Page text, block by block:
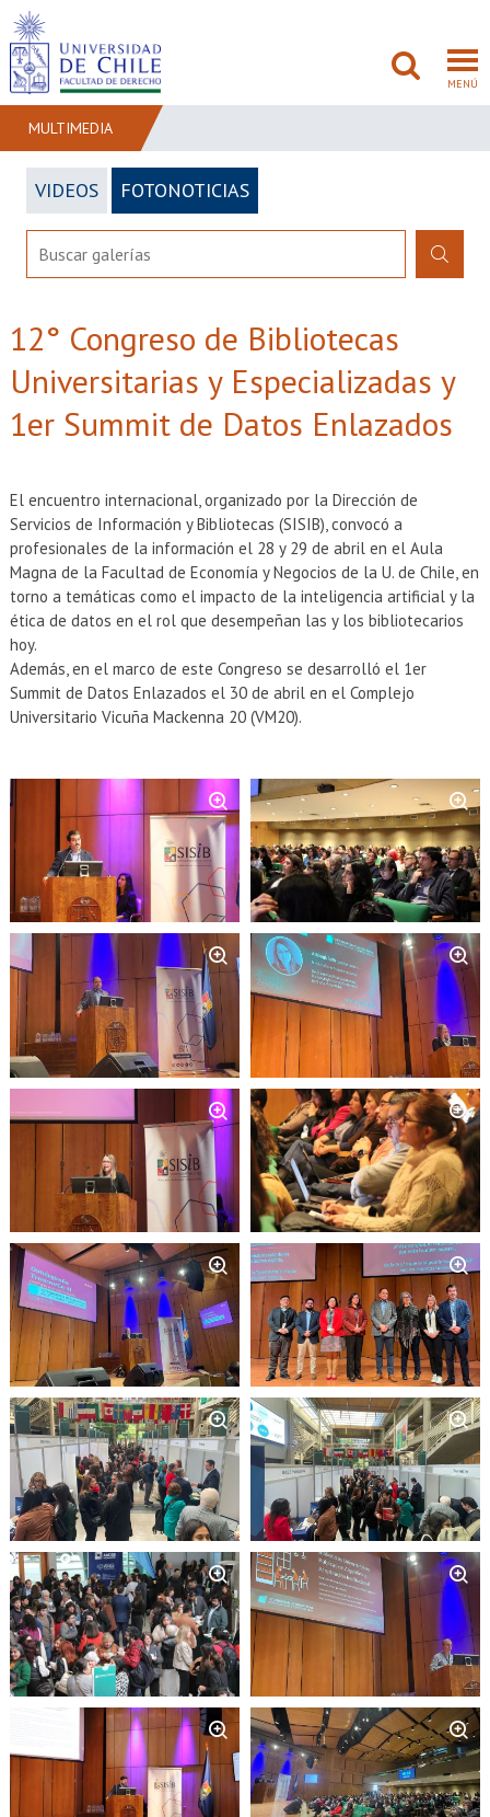
MENÚ
FACULTAD
ADMISIÓN
INVESTIGACIÓN
BIBLIOTECAS
EXTENSIÓN
Académicos Estudiantes
Egresados Funcionarios
MULTIMEDIA
VIDEOS FOTONOTICIAS
12° Congreso de Bibliotecas
Universitarias y Especializadas y
1er Summit de Datos Enlazados
El encuentro internacional, organizado por la Dirección de
Servicios de Información y Bibliotecas (SISIB), convocó a
profesionales de la información el 28 y 29 de abril en el Aula
Magna de la Facultad de Economía y Negocios de la U. de Chile, en
torno a temáticas como el impacto de la inteligencia artificial y la
ética de datos en el rol que desempeñan las y los bibliotecarios
hoy.
Además, en el marco de este Congreso se desarrolló el 1er
Summit de Datos Enlazados el 30 de abril en el Complejo
Universitario Vicuña Mackenna 20 (VM20).
Zoom Zoom
Zoom Zoom
Zoom
Zoom Zoom
Zoom Zoom
Zoom Zoom
Zoom